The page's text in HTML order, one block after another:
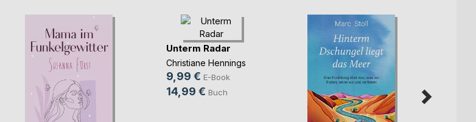
Unterm Radar
Christiane Hennings
9,99 € E-Book
14,99 € Buch